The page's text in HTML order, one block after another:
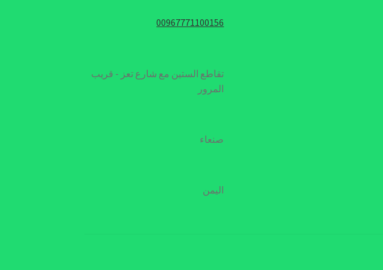
00967771100156
تقاطع الستين مع شارع تعز - قريب
المرور
صنعاء
اليمن